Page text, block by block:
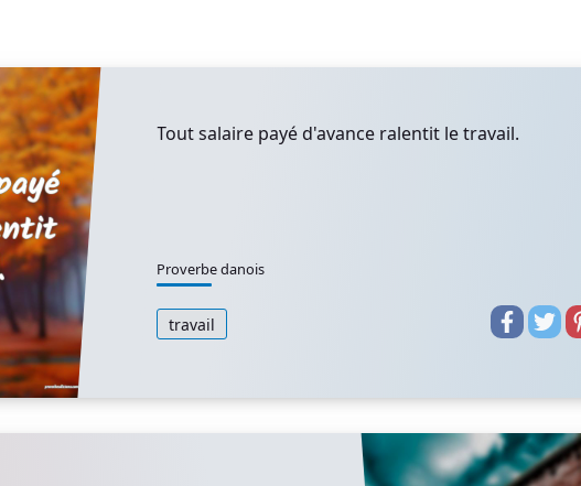
Tout salaire payé d'avance ralentit le travail.
Proverbe danois
travail